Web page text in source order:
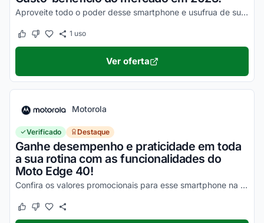
Aproveite todo o poder desse smartphone e usufrua de suas vantagens por valores a partir de R$1500!
Este cupom funcionou
Este cupom não funcionou
1 uso
Ver oferta
Motorola
Verificado Destaque
Ganhe desempenho e praticidade em toda
a sua rotina com as funcionalidades do
Moto Edge 40!
Confira os valores promocionais para esse smartphone na loja virtual Motorola e economize hoje mesmo!
Este cupom funcionou
Este cupom não funcionou